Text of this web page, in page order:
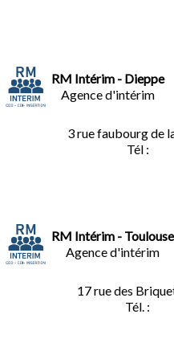
RM Intérim - Dieppe
Agence d'intérim
3 rue faubourg de
Tél :
RM Intérim - Toulouse
Agence d'intérim
17 rue des
Tél. :